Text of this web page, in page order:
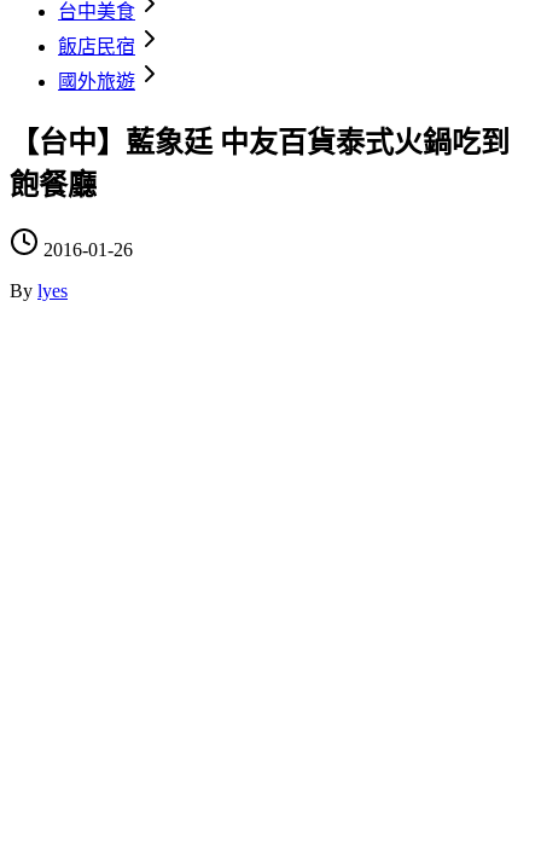
台中美食
飯店民宿
國外旅遊
【台中】藍象廷 中友百貨泰式火鍋吃到
飽餐廳
2016-01-26
By lyes